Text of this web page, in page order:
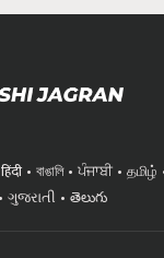
हिंदी বাঙালি ਪੰਜਾਬੀ தமிழ்
ગુજરાતી తెలుగు